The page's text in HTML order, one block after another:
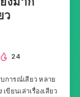
ว
24
การณ์เสียว หลาย
ยนเล่าเรื่องเสียว